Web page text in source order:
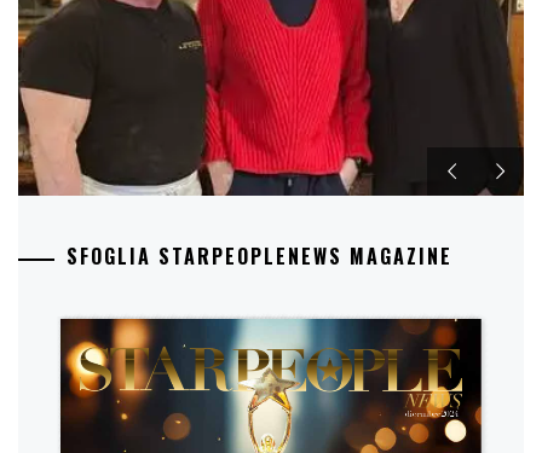
SFOGLIA STARPEOPLENEWS MAGAZINE